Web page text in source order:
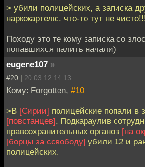
> убили полицейских, а записка
наркокартелю. что-то тут не чисто!!!
Походу это те кому записка со
попавшихся палить начали)
eugene107 »
#20 | 20.03.12 14:13
Кому: Forgotten, #10
>В [Сирии] полицейские попали в
[повстанцев]. Подкараулив
правоохранительных органов [на
[борцы за ссвободу] убили 12 и
полицейских.